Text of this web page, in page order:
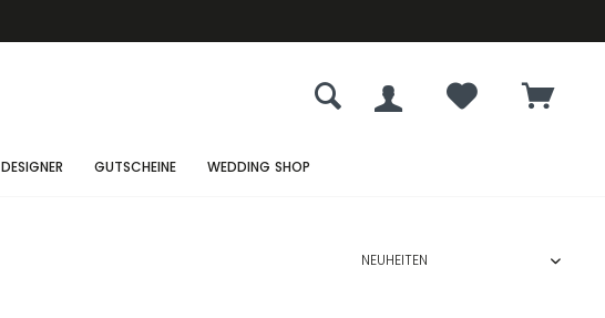
DESIGNER GUTSCHEINE WEDDING SHOP